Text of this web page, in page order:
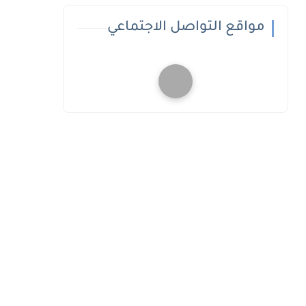
مواقع التواصل الاجتماعي